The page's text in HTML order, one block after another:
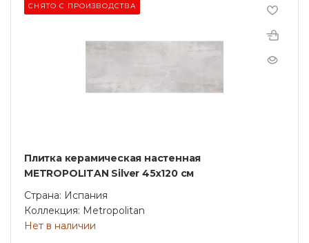
СНЯТО С ПРОИЗВОДСТВА
Плитка керамическая настенная
METROPOLITAN Silver 45x120 см
Страна: Испания
Коллекция: Metropolitan
Нет в наличии